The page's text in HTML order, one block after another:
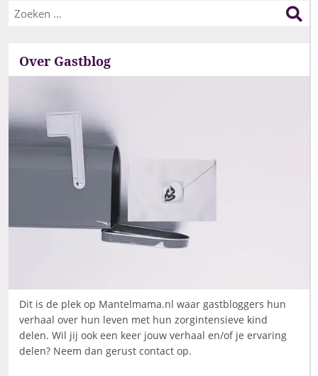
Over Gastblog
Dit is de plek op Mantelmama.nl waar gastbloggers hun
verhaal over hun leven met hun zorgintensieve kind
delen. Wil jij ook een keer jouw verhaal en/of je ervaring
delen? Neem dan gerust contact op.